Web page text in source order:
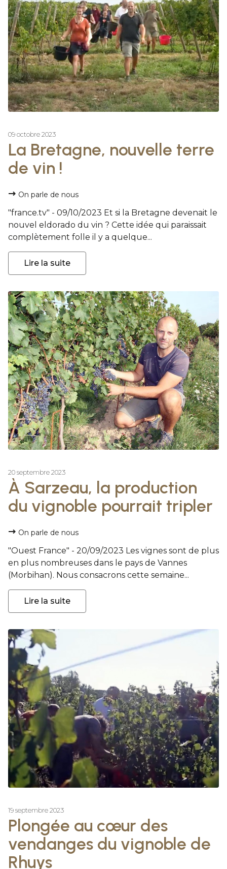
09 octobre 2023
La Bretagne, nouvelle terre
de vin !
On parle de nous
"france.tv" - 09/10/2023 Et si la Bretagne devenait le
nouvel eldorado du vin ? Cette idée qui paraissait
complètement folle il y a quelque...
Lire la suite
20 septembre 2023
À Sarzeau, la production
du vignoble pourrait tripler
On parle de nous
"Ouest France" - 20/09/2023 Les vignes sont de plus
en plus nombreuses dans le pays de Vannes
(Morbihan). Nous consacrons cette semaine...
Lire la suite
19 septembre 2023
Plongée au cœur des
vendanges du vignoble de
Rhuys